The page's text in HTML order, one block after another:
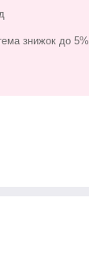
знижок до 5%